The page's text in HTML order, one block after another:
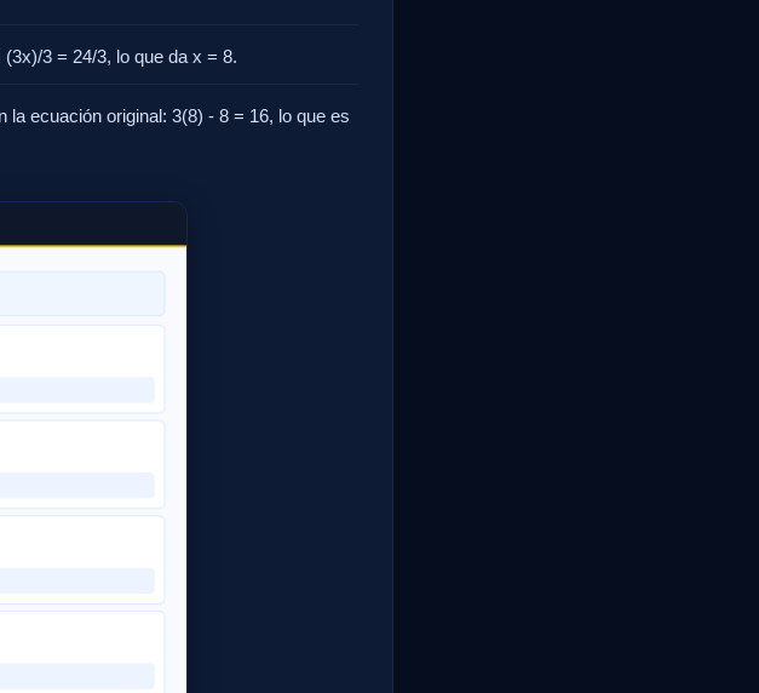
3 = 24/3, lo que da x = 8.
ecuación original: 3(8) - 8 = 16, lo que es